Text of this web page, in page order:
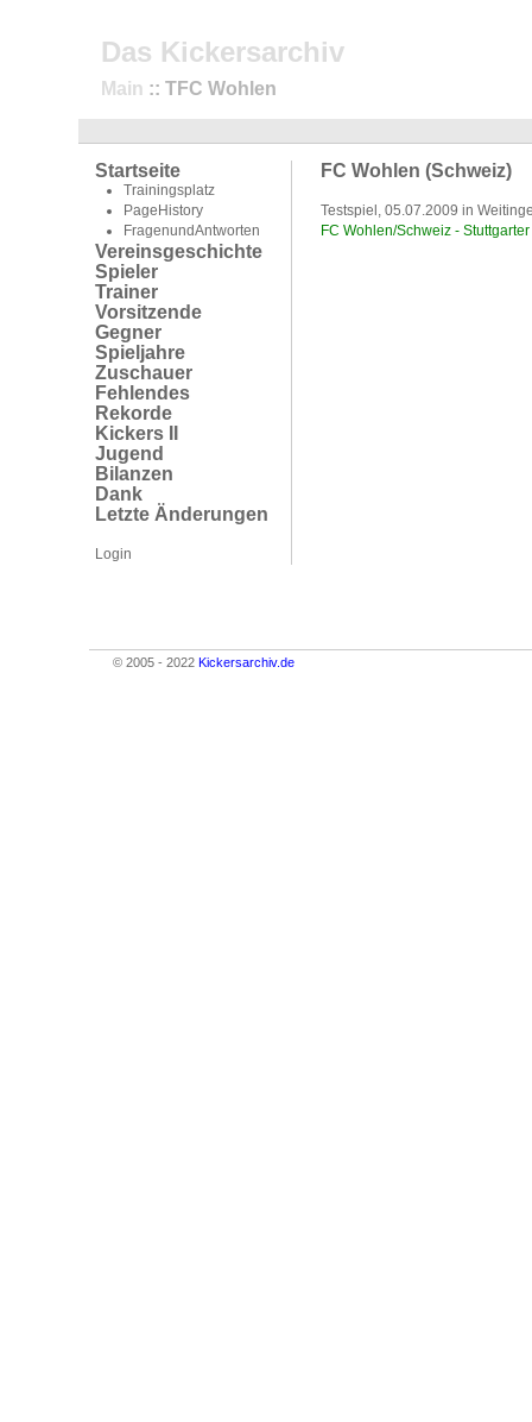
Das Kickersarchiv
Main :: TFC Wohlen
Startseite
Trainingsplatz
PageHistory
FragenundAntworten
Vereinsgeschichte
Spieler
Trainer
Vorsitzende
Gegner
Spieljahre
Zuschauer
Fehlendes
Rekorde
Kickers II
Jugend
Bilanzen
Dank
Letzte Änderungen
Login
FC Wohlen (Schweiz)
Testspiel, 05.07.2009 in
FC Wohlen/Schweiz -
© 2005 - 2022 Kickersarchiv.de